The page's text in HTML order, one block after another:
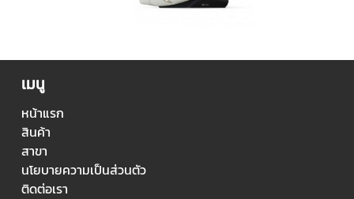
เมนู
หน้าแรก
สินค้า
สาขา
นโยบายความเป็นส่วนตัว
ติดต่อเรา